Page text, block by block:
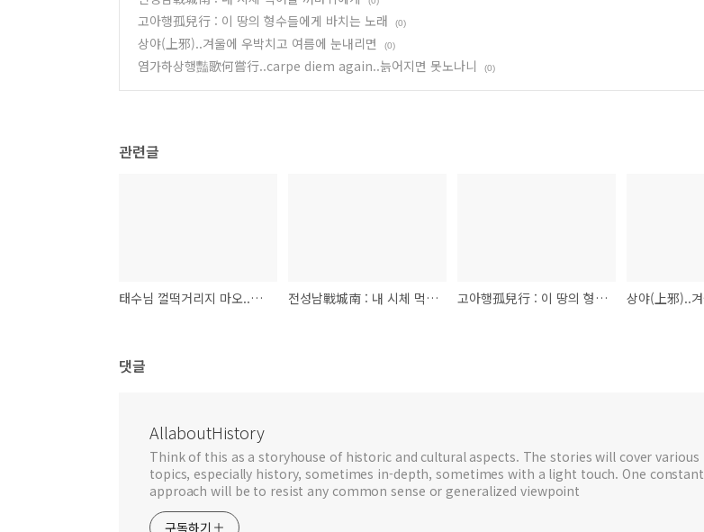
고아행孤兒行 : 이 땅의 형수들에게 바치는 노래 (0)
상야(上邪)..겨울에 우박치고 여름에 눈내리면 (0)
염가하상행豔歌何嘗行..carpe diem again..늙어지면 못노나니 (0)
관련글
태수님 껄떡거리지 마오..이백(李白)의 자야오가(子夜吳歌) 전성남戰城南 : 내 시체 먹어줄 까마귀에게 고아행孤兒行 : 이 땅의 형수들에게 바치는 노래
댓글
AllaboutHistory
Think of this as a storyhouse of historic and cultural aspects. The stories will cover various
topics, especially history, sometimes in-depth, sometimes with a light touch. One constant
approach will be to resist any common sense or generalized viewpoint
구독하기